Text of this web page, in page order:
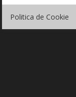
Politica de Cookie